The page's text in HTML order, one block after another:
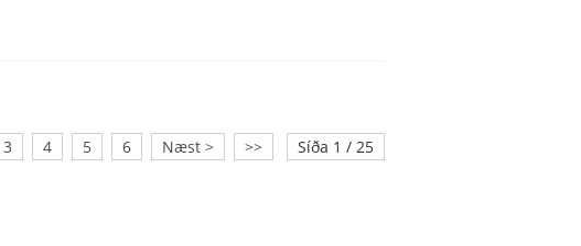
3 4 5 6 Næst > >> Síða 1 / 25